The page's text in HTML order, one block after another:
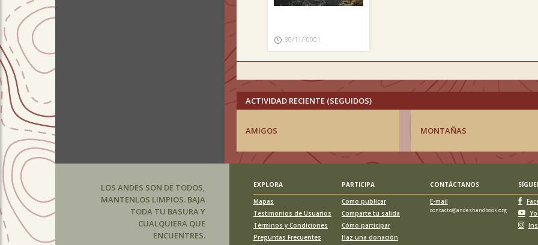
30/11/-0001
ACTIVIDAD RECIENTE (SEGUIDOS)
AMIGOS MONTAÑAS
LOS ANDES SON DE TODOS,
MANTENLOS LIMPIOS. BAJA
TODA TU BASURA Y
CUALQUIERA QUE
ENCUENTRES.
EXPLORA PARTICIPA CONTÁCTANOS
Mapas
Testimonios de Usuarios
Términos y Condiciones
Preguntas Frecuentes
Como publicar
Comparte tu salida
Cómo participar
Haz una donación
E-mail
contacto@andeshandbook.org